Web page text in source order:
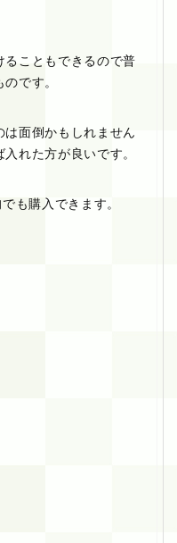
こともできるので普
です。
面倒かもしれません
れた方が良いです。
も購入できます。